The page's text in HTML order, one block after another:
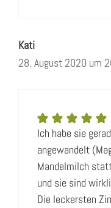
Kati
28. August 2020 um
Ich habe sie
angewandelt
Mandelmilch
und sie sind
Die leckersten